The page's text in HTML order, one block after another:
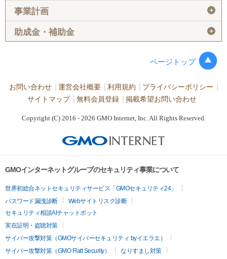
事業計画 ＋
助成金・補助金 ＋
ページトップ
お問い合わせ 運営会社概要 利用規約
プライバシーポリシー
サイトマップ
無料会員登録 掲載希望お問い合わせ
Copyright (C) 2016 - 2026 GMO Internet, Inc. All Rights Reserved.
GMOインターネットグループのセキュリティ事業について
世界初総合ネットセキュリティサービス「GMOセキュリティ24」
パスワード漏洩診断
Webサイトリスク診断
セキュリティ相談AIチャットボット
実在証明・盗聴対策
サイバー攻撃対策（GMOサイバーセキュリティ byイエラエ）
サイバー攻撃対策（GMO Flatt Security）
なりすまし対策